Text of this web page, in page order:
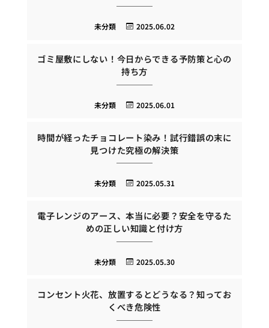
2025.06.02
未分類
ゴミ屋敷にしない！今日からできる予防策と心の
持ち方
2025.06.01
未分類
時間が経ったチョコレート染み！試行錯誤の末に
見つけた究極の解決策
2025.05.31
未分類
電子レンジのアース、本当に必要？安全を守るた
めの正しい知識と付け方
2025.05.30
未分類
コンセント火花、放置するとどうなる？知ってお
くべき危険性